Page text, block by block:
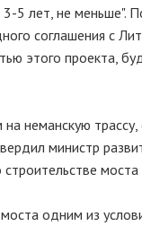
5 лет, не меньше".
соглашения с
этого проекта,
неманскую трассу,
министр
моста
одним из